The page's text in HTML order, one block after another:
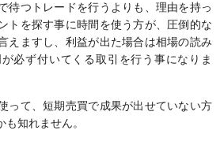
待つトレードを行うよりも、理由を持っ
トを探す事に時間を使う方が、圧倒的な
えますし、利益が出た場合は相場の読み
必ず付いてくる取引を行う事になりま
って、短期売買で成果が出せていない方
知れません。